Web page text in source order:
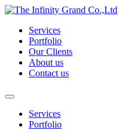
Skip
contentServices
Portfolio
Our Clients
About us
Contact us
Services
Portfolio